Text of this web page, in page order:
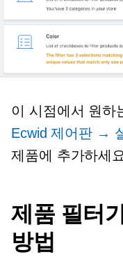
이 시점에서 원하
Ecwid 제어판 →
제품에 추가하세
제품 필터
방법